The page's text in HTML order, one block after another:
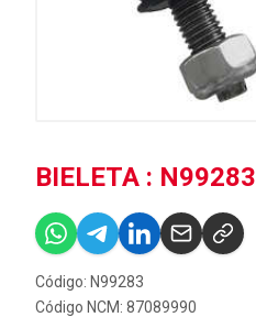
BIELETA : N99283
Código: N99283
Código NCM: 87089990